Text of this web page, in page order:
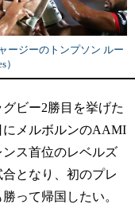
ージーのトンプソン ルー
ビー2勝目を挙げた
にメルボルンのAAMI
ス首位のレベルズ
となり、初のプレ
って帰国したい。